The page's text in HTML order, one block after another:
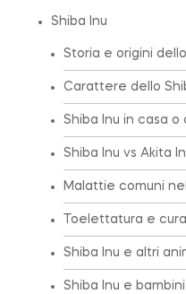
Shiba Inu
Storia e origini
Carattere dello
Shiba Inu in casa
Shiba Inu vs Akita
Malattie comuni
Toelettatura e
Shiba Inu e altri
Shiba Inu e bambini